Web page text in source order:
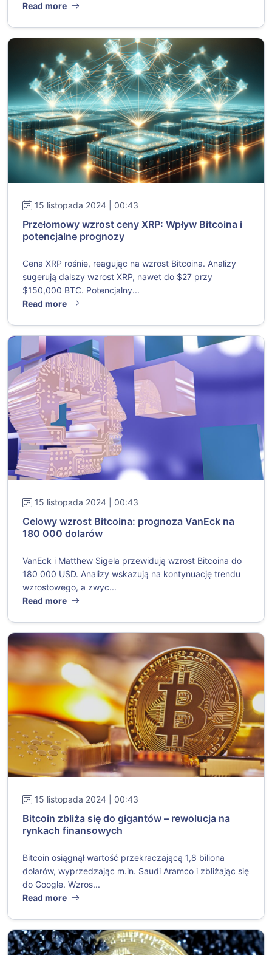
Read more
15 listopada 2024 | 00:43
Przełomowy wzrost ceny XRP: Wpływ Bitcoina i
potencjalne prognozy
Cena XRP rośnie, reagując na wzrost Bitcoina. Analizy
sugerują dalszy wzrost XRP, nawet do $27 przy
$150,000 BTC. Potencjalny...
Read more
15 listopada 2024 | 00:43
Celowy wzrost Bitcoina: prognoza VanEck na
180 000 dolarów
VanEck i Matthew Sigela przewidują wzrost Bitcoina do
180 000 USD. Analizy wskazują na kontynuację trendu
wzrostowego, a zwyc...
Read more
15 listopada 2024 | 00:43
Bitcoin zbliża się do gigantów – rewolucja na
rynkach finansowych
Bitcoin osiągnął wartość przekraczającą 1,8 biliona
dolarów, wyprzedzając m.in. Saudi Aramco i zbliżając się
do Google. Wzros...
Read more